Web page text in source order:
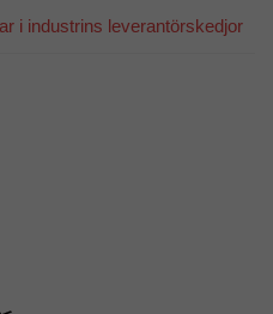
i industrins leverantörskedjor